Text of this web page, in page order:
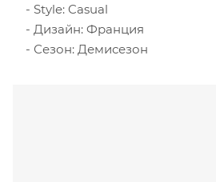
Style: Casual
Дизайн: Франция
Сезон: Демисезон